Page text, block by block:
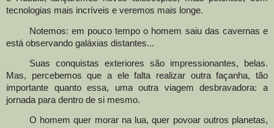
tecnologias mais incríveis e veremos mais longe.
Notemos: em pouco tempo o homem saiu das cavernas e
está observando galáxias distantes...
Suas conquistas exteriores são impressionantes, belas.
Mas, percebemos que a ele falta realizar outra façanha, tão
importante quanto essa, uma outra viagem desbravadora: a
jornada para dentro de si mesmo.
O homem quer morar na lua, quer povoar outros planetas,